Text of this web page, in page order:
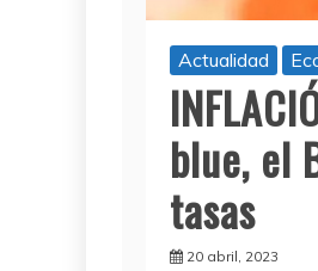
Actualidad
blue, el
tasas
20 abril, 2023